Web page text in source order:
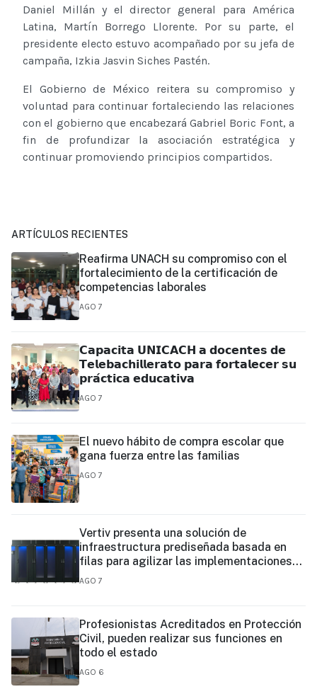
Daniel Millán y el director general para América
Latina, Martín Borrego Llorente. Por su parte, el
presidente electo estuvo acompañado por su jefa de
campaña, Izkia Jasvin Siches Pastén.
El Gobierno de México reitera su compromiso y
voluntad para continuar fortaleciendo las relaciones
con el gobierno que encabezará Gabriel Boric Font, a
fin de profundizar la asociación estratégica y
continuar promoviendo principios compartidos.
ARTÍCULOS RECIENTES
Reafirma UNACH su compromiso con el
fortalecimiento de la certificación de
competencias laborales
AGO 7
𝗖𝗮𝗽𝗮𝗰𝗶𝘁𝗮 𝗨𝗡𝗜𝗖𝗔𝗖𝗛 𝗮 𝗱𝗼𝗰𝗲𝗻𝘁𝗲𝘀 𝗱𝗲
𝗧𝗲𝗹𝗲𝗯𝗮𝗰𝗵𝗶𝗹𝗹𝗲𝗿𝗮𝘁𝗼 𝗽𝗮𝗿𝗮 𝗳𝗼𝗿𝘁𝗮𝗹𝗲𝗰𝗲𝗿 𝘀𝘂
𝗽𝗿𝗮́𝗰𝘁𝗶𝗰𝗮 𝗲𝗱𝘂𝗰𝗮𝘁𝗶𝘃𝗮
AGO 7
El nuevo hábito de compra escolar que
gana fuerza entre las familias
AGO 7
Vertiv presenta una solución de
infraestructura prediseñada basada en
filas para agilizar las implementaciones
de centros de datos en el borde y de IA en
AGO 7
Profesionistas Acreditados en Protección
Civil, pueden realizar sus funciones en
todo el estado
AGO 6